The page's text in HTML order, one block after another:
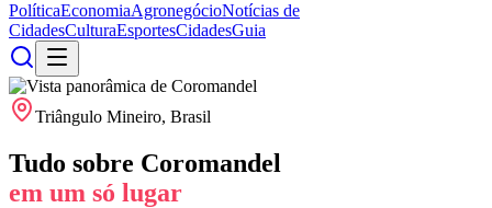
PolíticaEconomiaAgronegócioNotícias de
CidadesCulturaEsportesCidadesGuia
Triângulo Mineiro, Brasil
Tudo sobre Coromandel
em um só lugar